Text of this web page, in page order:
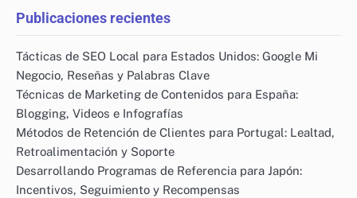
Publicaciones recientes
Tácticas de SEO Local para Estados Unidos: Google Mi
Negocio, Reseñas y Palabras Clave
Técnicas de Marketing de Contenidos para España:
Blogging, Videos e Infografías
Métodos de Retención de Clientes para Portugal: Lealtad,
Retroalimentación y Soporte
Desarrollando Programas de Referencia para Japón:
Incentivos, Seguimiento y Recompensas